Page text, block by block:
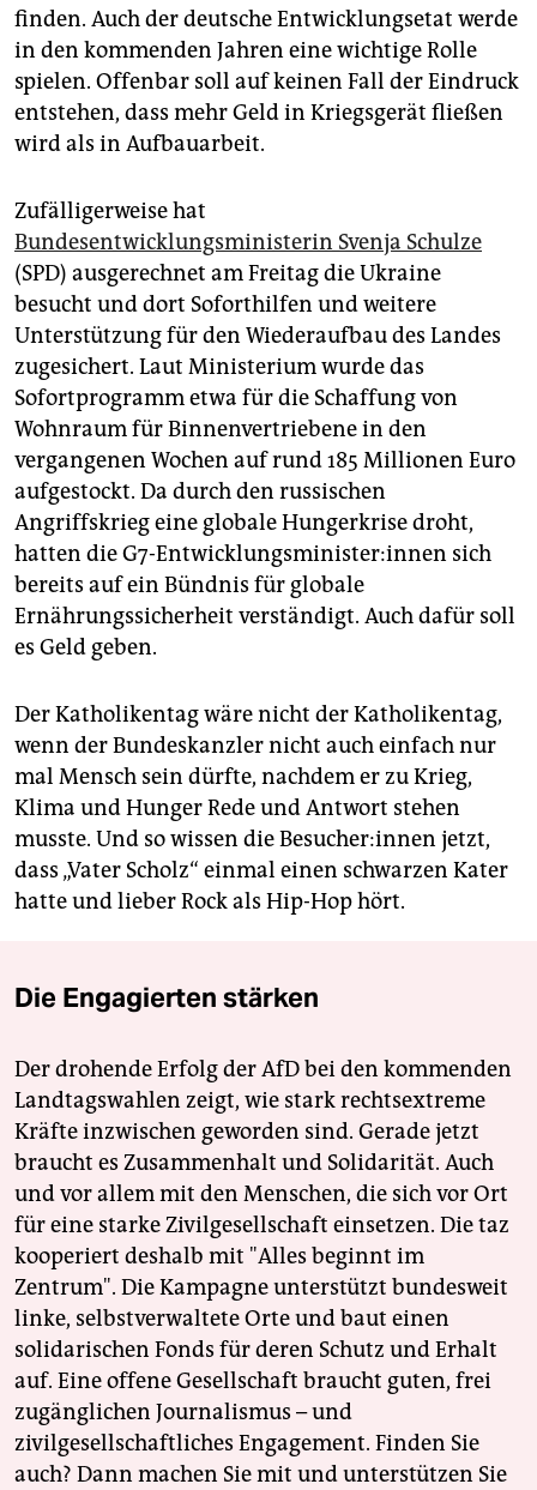
finden. Auch der deutsche Entwicklungsetat werde
in den kommenden Jahren eine wichtige Rolle
spielen. Offenbar soll auf keinen Fall der Eindruck
entstehen, dass mehr Geld in Kriegsgerät fließen
wird als in Aufbauarbeit.
Zufälligerweise hat
Bundesentwicklungsministerin Svenja Schulze
(SPD) ausgerechnet am Freitag die Ukraine
besucht und dort Soforthilfen und weitere
Unterstützung für den Wiederaufbau des Landes
zugesichert. Laut Ministerium wurde das
Sofortprogramm etwa für die Schaffung von
Wohnraum für Binnenvertriebene in den
vergangenen Wochen auf rund 185 Millionen Euro
aufgestockt. Da durch den russischen
Angriffskrieg eine globale Hungerkrise droht,
hatten die G7-Entwicklungsminister:innen sich
bereits auf ein Bündnis für globale
Ernährungssicherheit verständigt. Auch dafür soll
es Geld geben.
Der Katholikentag wäre nicht der Katholikentag,
wenn der Bundeskanzler nicht auch einfach nur
mal Mensch sein dürfte, nachdem er zu Krieg,
Klima und Hunger Rede und Antwort stehen
musste. Und so wissen die Be­su­che­r:in­nen jetzt,
dass „Vater Scholz“ einmal einen schwarzen Kater
hatte und lieber Rock als Hip-Hop hört.
Die Engagierten stärken
Der drohende Erfolg der AfD bei den kommenden
Landtagswahlen zeigt, wie stark rechtsextreme
Kräfte inzwischen geworden sind. Gerade jetzt
braucht es Zusammenhalt und Solidarität. Auch
und vor allem mit den Menschen, die sich vor Ort
für eine starke Zivilgesellschaft einsetzen. Die taz
kooperiert deshalb mit "Alles beginnt im
Zentrum". Die Kampagne unterstützt bundesweit
linke, selbstverwaltete Orte und baut einen
solidarischen Fonds für deren Schutz und Erhalt
auf. Eine offene Gesellschaft braucht guten, frei
zugänglichen Journalismus – und
zivilgesellschaftliches Engagement. Finden Sie
auch? Dann machen Sie mit und unterstützen Sie